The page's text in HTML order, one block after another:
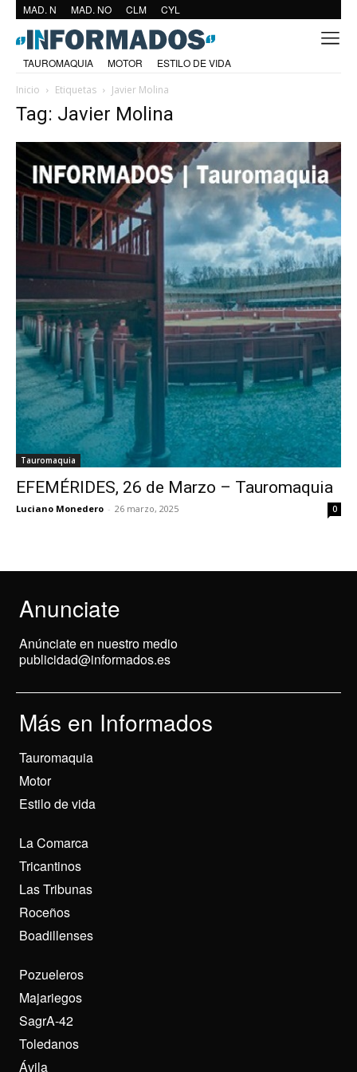
MAD. N MAD. NO CLM CYL
TAUROMAQUIA MOTOR
ESTILO DE VIDA
Inicio
Etiquetas Javier Molina
Tag: Javier Molina
Tauromaquia
EFEMÉRIDES, 26 de Marzo – Tauromaquia
Luciano Monedero - 26 marzo, 2025 0
Anunciate
Anúnciate en nuestro medio
publicidad@informados.es
Más en Informados
Tauromaquia
Motor
Estilo de vida
La Comarca
Tricantinos
Las Tribunas
Roceños
Boadillenses
Pozueleros
Majariegos
SagrA-42
Toledanos
Ávila